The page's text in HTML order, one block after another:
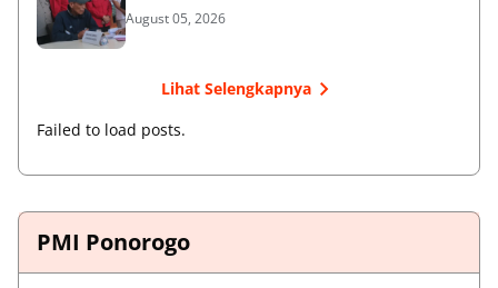
August 05, 2026
Lihat Selengkapnya
Failed to load posts.
PMI Ponorogo